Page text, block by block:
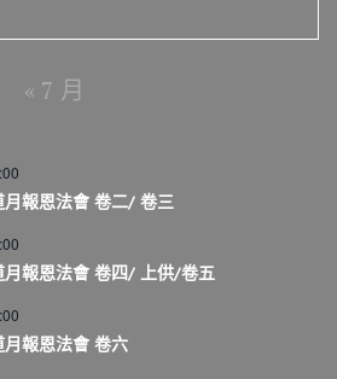
« 7 月
報恩法會 卷二/ 卷三
報恩法會 卷四/ 上供/卷五
報恩法會 卷六